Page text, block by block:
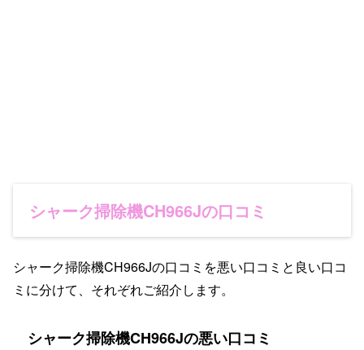
シャーク掃除機CH966Jの口コミ
シャーク掃除機CH966Jの口コミを悪い口コミと良い口コ
ミに分けて、それぞれご紹介します。
シャーク掃除機CH966Jの悪い口コミ